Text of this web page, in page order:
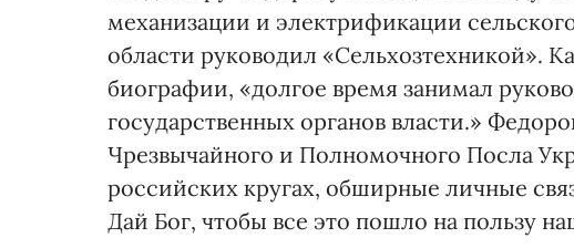
механизации и электрификации
области руководил «Сельхозтехникой».
биографии, «долгое время занимал
государственных органов власти.»
Чрезвычайного и Полномочного Посла
российских кругах, обширные личные
Дай Бог, чтобы все это пошло на пользу